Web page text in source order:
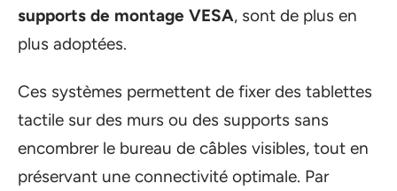
supports de montage VESA, sont de plus en
plus adoptées.
Ces systèmes permettent de fixer des tablettes
tactile sur des murs ou des supports sans
encombrer le bureau de câbles visibles, tout en
préservant une connectivité optimale. Par